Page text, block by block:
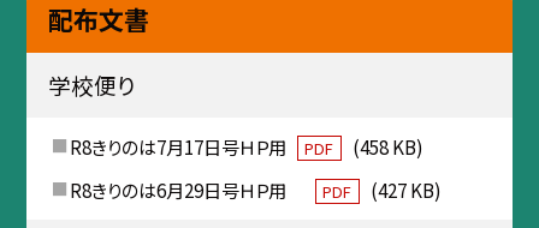
配布文書
学校便り
R8きりのは7月17日号ＨＰ用 PDF
(458 KB)
R8きりのは6月29日号ＨＰ用
PDF (427 KB)